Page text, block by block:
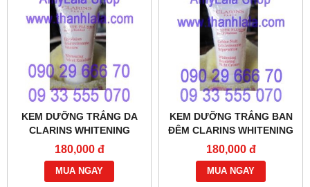
KEM DƯỠNG TRẮNG DA
CLARINS WHITENING
VELVET EMULSION 5ML -
0933555070 - 0902966670
180,000 đ
MUA NGAY
KEM DƯỠNG TRẮNG BAN
ĐÊM CLARINS WHITENING
REPAIRING NIGHT CREAM
5ML - 0933555070 -
0902966670
180,000 đ
MUA NGAY